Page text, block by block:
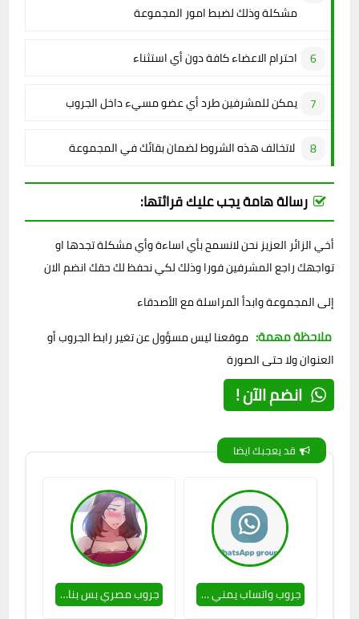
مشكلة وذلك لضبط امور المجموعة
احترام الاعضاء كافة دون أي استثناء
يمكن للمشرفين طرد أي عضو مسيء داخل الجروب
لاتخالف هذه الشروط لضمان بقائك في المجموعة
رسالة هامة يجب عليك قرائتها:
أخي الزائر العزيز نحن لانسمح بأي اساءة وأي مشكلة تجدها او
تواجهك راجع المشرفين فورا وذلك لكي نحفظ لك حقك انضم الان
إلى المجموعة وابدأ المراسلة مع الأصدقاء
ملاحظة مهمة: موقعنا ليس مسؤول عن تغير رابط الجروب أو
العنوان ولا حتى الصورة
انضم الآن !
قد يعجبك ايضا
جروب واتساب يمني بس بنات 🔥❤ جروب مصري بس بنات ❤🔥